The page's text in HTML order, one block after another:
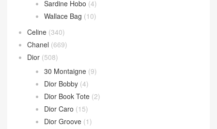
Andiamo (30)
Andiamo 手拿包(2)
Hop 斜挎包
Jodie 手提包
Loop 斜挎包
Parachute Bag(10)
Sardine Hobo(4)
Wallace Bag(10)
Celine(340)
Chanel(669)